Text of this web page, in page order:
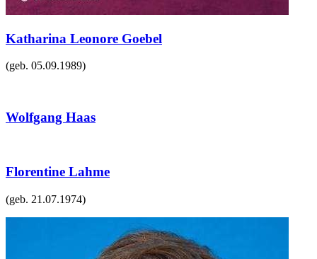
Katharina Leonore Goebel
(geb. 05.09.1989)
Wolfgang Haas
Florentine Lahme
(geb. 21.07.1974)